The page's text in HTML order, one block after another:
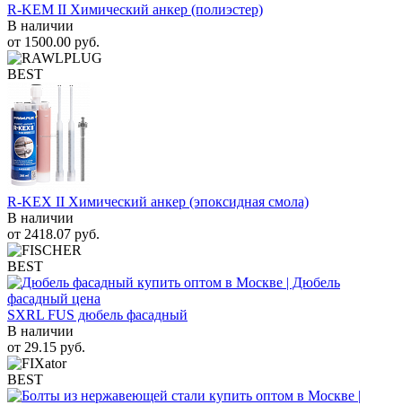
R-KEM II Химический анкер (полиэстер)
В наличии
от 1500.00 руб.
BEST
R-KEX II Химический анкер (эпоксидная смола)
В наличии
от 2418.07 руб.
BEST
SXRL FUS дюбель фасадный
В наличии
от 29.15 руб.
BEST